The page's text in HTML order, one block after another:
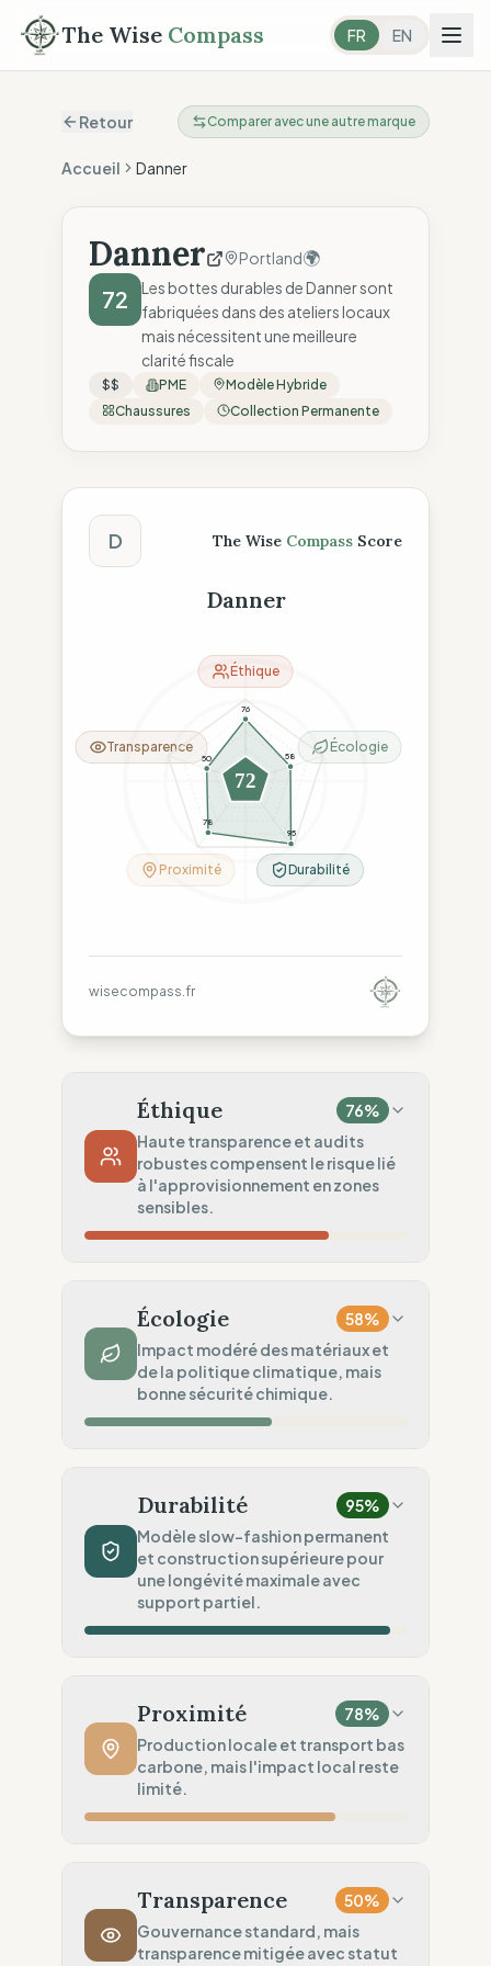
The Wise Compass FR EN
Retour Comparer avec une autre marque
Accueil Danner
Danner Portland🌍
72
Les bottes durables de Danner sont
fabriquées dans des ateliers locaux
mais nécessitent une meilleure
clarité fiscale
$$ PME
Modèle Hybride
Chaussures
Collection Permanente
Score The Wise Compass
D The Wise Compass Score
Danner
76
58
95
78
50
72
Éthique
Écologie
Durabilité
Proximité
Transparence
wisecompass.fr
Éthique 76%
Haute transparence et audits
robustes compensent le risque lié
à l'approvisionnement en zones
sensibles.
Violations systématiques (United States)
Traçabilité 100%
Ateliers nommés publiquement
Audits Sociaux
Écologie 58%
Impact modéré des matériaux et
de la politique climatique, mais
bonne sécurité chimique.
Mélange naturel & synthétique
Sécurité Chimique 75%
Normes REACH (Sécurité)
Engagement Environnemental
Objectifs environnementaux vagues
Durabilité 95%
Modèle slow-fashion permanent
et construction supérieure pour
une longévité maximale avec
support partiel.
Slow Fashion (Permanent / Pré-commande)
Robustesse du Produit 100%
Qualité supérieure (Workwear / Haute
densité)
Proximité 78%
Production locale et transport bas
carbone, mais l'impact local reste
limité.
Production locale (Faible empreinte)
Politique de Transport
Transit bas carbone (Proximité)
Transparence 50%
Gouvernance standard, mais
transparence mitigée avec statut